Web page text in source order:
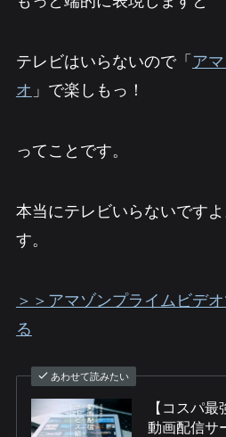
テレビはいらないので「 ア
オ 」で楽しもっ！
ってことです。
本当にテレビいらないです
す。
＞＞アマゾンプライムビデ
る
あわせて読みたい
【コスパ
動画配信サ